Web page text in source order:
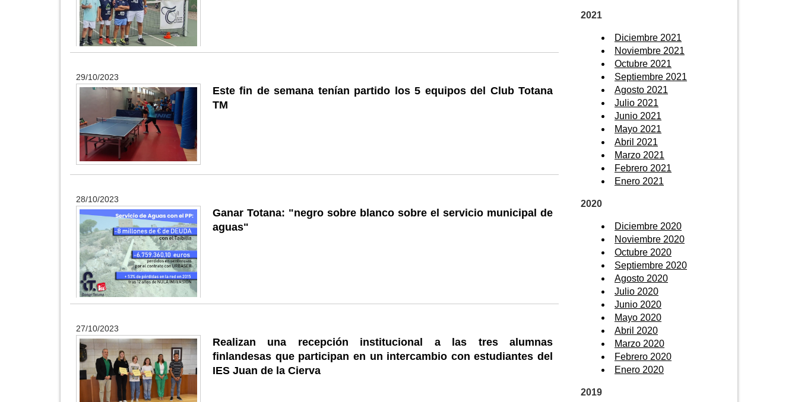
29/10/2023
Este fin de semana tenían partido los 5 equipos del Club Totana
TM
28/10/2023
Ganar Totana: "negro sobre blanco sobre el servicio municipal de
aguas"
27/10/2023
Realizan una recepción institucional a las tres alumnas
finlandesas que participan en un intercambio con estudiantes del
IES Juan de la Cierva
2021
Diciembre 2021
Noviembre 2021
Octubre 2021
Septiembre 2021
Agosto 2021
Julio 2021
Junio 2021
Mayo 2021
Abril 2021
Marzo 2021
Febrero 2021
Enero 2021
2020
Diciembre 2020
Noviembre 2020
Octubre 2020
Septiembre 2020
Agosto 2020
Julio 2020
Junio 2020
Mayo 2020
Abril 2020
Marzo 2020
Febrero 2020
Enero 2020
2019